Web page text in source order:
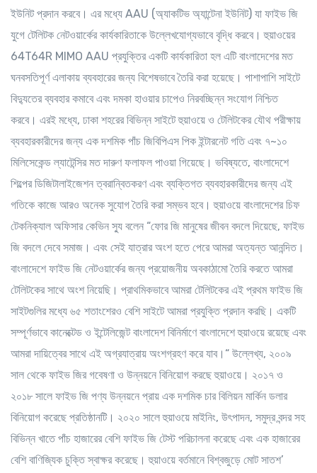
ইউনিট প্রদান করবে। এর মধ্যে AAU (অ্যাকটিভ অ্যান্টেনা ইউনিট) যা ফাইভ জি
যুগে টেলিটক নেটওয়ার্কের কার্যকারিতাকে উল্লেখযোগ্যভাবে বৃদ্ধি করবে। হুয়াওয়ের
64T64R MIMO AAU প্রযুক্তির একটি কার্যকারিতা হল এটি বাংলাদেশের মত
ঘনবসতিপূর্ণ এলাকায় ব্যবহারের জন্য বিশেষভাবে তৈরি করা হয়েছে। পাশাপাশি সাইটে
বিদ্যুতের ব্যবহার কমাবে এবং দমকা হাওয়ার চাপেও নিরবচ্ছিন্ন সংযোগ নিশ্চিত
করবে। এরই মধ্যে, ঢাকা শহরের বিভিন্ন সাইটে হুয়াওয়ে ও টেলিটকের যৌথ পরীক্ষায়
ব্যবহারকারীদের জন্য এক দশমিক পাঁচ জিবিপিএস পিক ইন্টারনেট গতি এবং ৭~১০
মিলিসেকেন্ড ল্যাটেন্সির মত দারুণ ফলাফল পাওয়া গিয়েছে। ভবিষ্যতে, বাংলাদেশে
শিল্পের ডিজিটালাইজেশন ত্বরান্বিতকরণ এবং ব্যক্তিগত ব্যবহারকারীদের জন্য এই
গতিকে কাজে আরও অনেক সুযোগ তৈরি করা সম্ভব হবে। হুয়াওয়ে বাংলাদেশের চিফ
টেকনিক্যাল অফিসার কেভিন স্যু বলেন “ফোর জি মানুষের জীবন বদলে দিয়েছে, ফাইভ
জি বদলে দেবে সমাজ। এবং সেই যাত্রার অংশ হতে পেরে আমরা অত্যন্ত আনন্দিত।
বাংলাদেশে ফাইভ জি নেটওয়ার্কের জন্য প্রয়োজনীয় অবকাঠামো তৈরি করতে আমরা
টেলিটকের সাথে অংশ নিয়েছি। প্রাথমিকভাবে আমরা টেলিটকের এই প্রথম ফাইভ জি
সাইটগুলির মধ্যে ৬৫ শতাংশেরও বেশি সাইটে আমরা প্রযুক্তি প্রদান করছি। একটি
সম্পূর্ণভাবে কানেক্টেড ও ইন্টেলিজেন্ট বাংলাদেশ বিনির্মাণে বাংলাদেশে হুয়াওয়ে রয়েছে এবং
আমরা দায়িত্বের সাথে এই অগ্রযাত্রায় অংশগ্রহণ করে যাব।“ উল্লেখ্য, ২০০৯
সাল থেকে ফাইভ জির গবেষণা ও উন্নয়নে বিনিয়োগ করছে হুয়াওয়ে। ২০১৭ ও
২০১৮ সালে ফাইভ জি পণ্য উন্নয়নে প্রায় এক দশমিক চার বিলিয়ন মার্কিন ডলার
বিনিয়োগ করেছে প্রতিষ্ঠানটি। ২০২০ সালে হুয়াওয়ে মাইনিং, উৎপাদন, সমুদ্র বন্দর সহ
বিভিন্ন খাতে পাঁচ হাজারের বেশি ফাইভ জি টেস্ট পরিচালনা করেছে এবং এক হাজারের
বেশি বাণিজ্যিক চুক্তি স্বাক্ষর করেছে। হুয়াওয়ে বর্তমানে বিশ্বজুড়ে মোট সাতশ’